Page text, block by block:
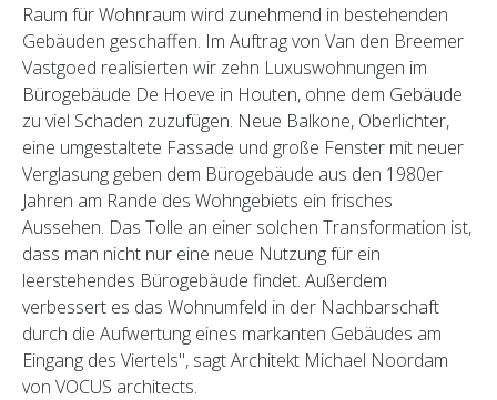
Raum für Wohnraum wird zunehmend in bestehenden
Gebäuden geschaffen. Im Auftrag von Van den Breemer
Vastgoed realisierten wir zehn Luxuswohnungen im
Bürogebäude De Hoeve in Houten, ohne dem Gebäude
zu viel Schaden zuzufügen. Neue Balkone, Oberlichter,
eine umgestaltete Fassade und große Fenster mit neuer
Verglasung geben dem Bürogebäude aus den 1980er
Jahren am Rande des Wohngebiets ein frisches
Aussehen. Das Tolle an einer solchen Transformation ist,
dass man nicht nur eine neue Nutzung für ein
leerstehendes Bürogebäude findet. Außerdem
verbessert es das Wohnumfeld in der Nachbarschaft
durch die Aufwertung eines markanten Gebäudes am
Eingang des Viertels", sagt Architekt Michael Noordam
von VOCUS architects.